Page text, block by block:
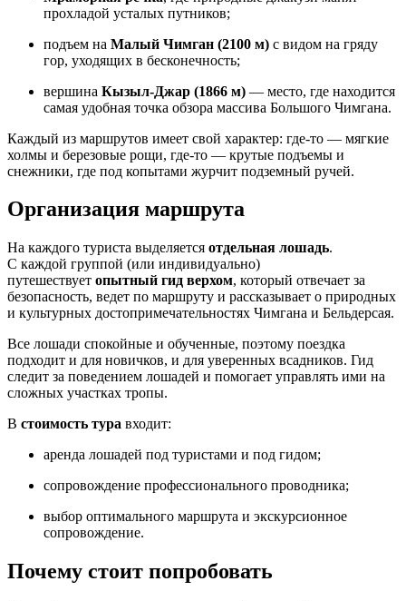
прохладой усталых путников;
подъем на Малый Чимган (2100 м) с видом на гряду
гор, уходящих в бесконечность;
вершина Кызыл-Джар (1866 м) — место, где находится
самая удобная точка обзора массива Большого Чимгана.
Каждый из маршрутов имеет свой характер: где-то — мягкие
холмы и березовые рощи, где-то — крутые подъемы и
снежники, где под копытами журчит подземный ручей.
Организация маршрута
На каждого туриста выделяется отдельная лошадь.
С каждой группой (или индивидуально)
путешествует опытный гид верхом, который отвечает за
безопасность, ведет по маршруту и рассказывает о природных
и культурных достопримечательностях Чимгана и Бельдерсая.
Все лошади спокойные и обученные, поэтому поездка
подходит и для новичков, и для уверенных всадников. Гид
следит за поведением лошадей и помогает управлять ими на
сложных участках тропы.
В стоимость тура входит:
аренда лошадей под туристами и под гидом;
сопровождение профессионального проводника;
выбор оптимального маршрута и экскурсионное
сопровождение.
Почему стоит попробовать